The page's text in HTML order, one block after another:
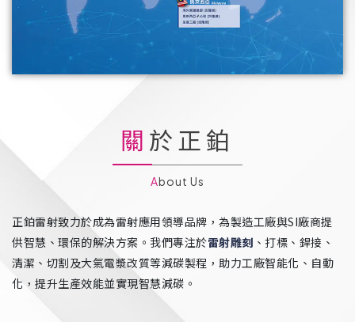
關於正鉑
About Us
正鉑雷射致力於成為雷射應用領導品牌，為製造工廠與SI廠商提
供智慧、環保的解決方案。我們專注於雷射雕刻 、打標、銲接、
清潔、切割及大氣電漿改質等減碳製程，助力工廠智能化、自動
化，提升生產效能並實現智慧減碳。